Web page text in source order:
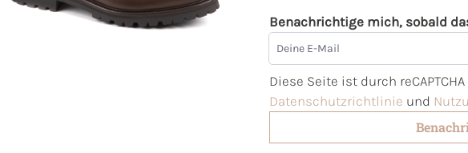
Benachrichtige mich, sobald
Deine E-Mail
Diese Seite ist durch
Datenschutzrichtlinie und